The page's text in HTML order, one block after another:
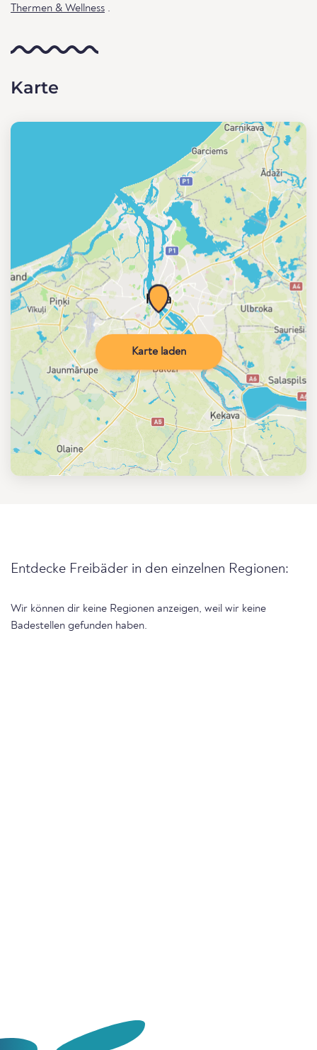
Thermen & Wellness .
Karte
Karte laden
Entdecke Freibäder in den einzelnen Regionen:
Wir können dir keine Regionen anzeigen, weil wir keine
Badestellen gefunden haben.